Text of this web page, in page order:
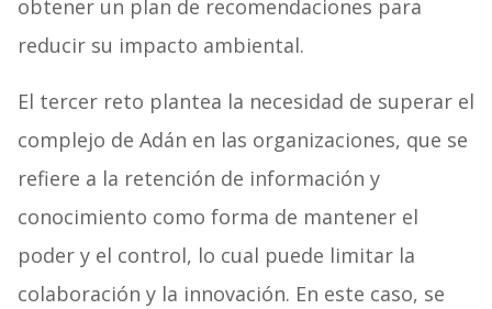
obtener un plan de recomendaciones para
reducir su impacto ambiental.
El tercer reto plantea la necesidad de superar el
complejo de Adán en las organizaciones, que se
refiere a la retención de información y
conocimiento como forma de mantener el
poder y el control, lo cual puede limitar la
colaboración y la innovación. En este caso, se